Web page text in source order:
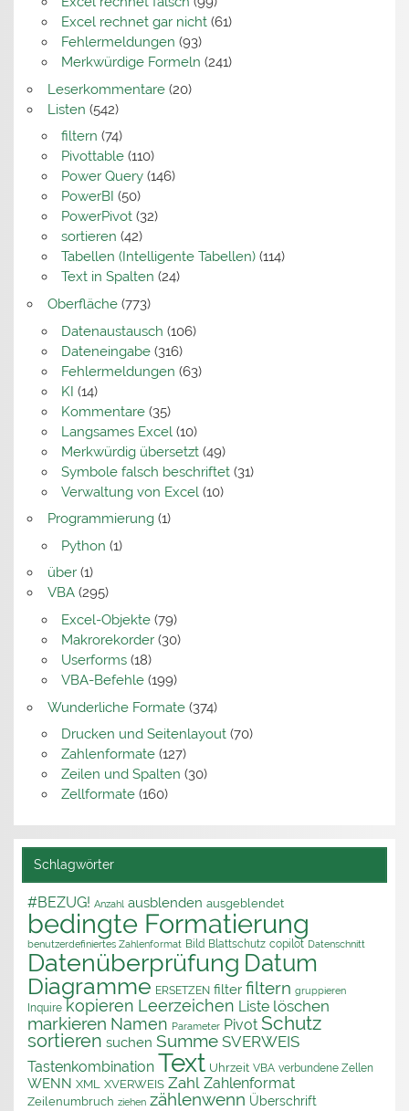
Excel rechnet gar nicht(61)
Fehlermeldungen (93)
Merkwürdige Formeln (241)
Leserkommentare(20)
Listen (542)
filtern (74)
Pivottable(110)
Power Query(146)
PowerBI (50)
PowerPivot(32)
sortieren (42)
Tabellen (Intelligente Tabellen)(114)
Text in Spalten (24)
Oberfläche(773)
Datenaustausch (106)
Dateneingabe(316)
Fehlermeldungen (63)
KI (14)
Kommentare(35)
Langsames Excel(10)
Merkwürdig übersetzt(49)
Symbole falsch beschriftet(31)
Verwaltung von Excel(10)
Programmierung(1)
Python (1)
über(1)
VBA(295)
Excel-Objekte(79)
Makrorekorder(30)
Userforms(18)
VBA-Befehle(199)
Wunderliche Formate(374)
Drucken und Seitenlayout(70)
Zahlenformate(127)
Zeilen und Spalten (30)
Zellformate(160)
Schlagwörter
#BEZUG! Anzahl ausblenden ausgeblendet
bedingte Formatierung
benutzerdefiniertes Zahlenformat Bild Blattschutz copilot Datenschnitt
Datenüberprüfung Datum
Diagramme ERSETZEN filter filtern gruppieren
Inquire kopieren Leerzeichen Liste löschen
markieren Namen Parameter Pivot Schutz
sortieren suchen Summe SVERWEIS
Tastenkombination Text Uhrzeit VBA verbundene Zellen
WENN XML XVERWEIS Zahl Zahlenformat
Zeilenumbruch ziehen zählenwenn Überschrift